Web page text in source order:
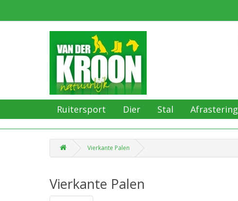
Ruitersport Dier Stal Afrastering
Vierkante Palen
Vierkante Palen